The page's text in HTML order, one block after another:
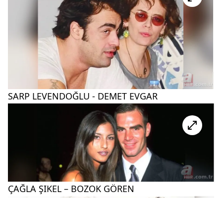
SARP LEVENDOĞLU - DEMET EVGAR
ÇAĞLA ŞIKEL – BOZOK GÖREN